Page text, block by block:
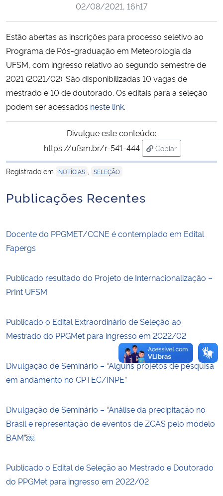
Ministério da Saúde
Ministério de Minas e Energia
Ministério do Meio Ambiente
Ministério do Desenvolvimento Regional
Controladoria-Geral da União
Secretaria-Geral
Advocacia-Geral da União
Planalto
02/08/2021, 16h17
Estão abertas as inscrições para processo seletivo ao
Programa de Pós-graduação em Meteorologia da
UFSM, com ingresso relativo ao segundo semestre de
2021 (2021/02). São disponibilizadas 10 vagas de
mestrado e 10 de doutorado. Os editais para a seleção
podem ser acessados neste link.
Divulgue este conteúdo:
https://ufsm.br/r-541-444
Copiar
para área de
Registrado em
NOTÍCIAS SELEÇÃO
Publicações Recentes
Docente do PPGMET/CCNE é contemplado em Edital
Fapergs
Publicado resultado do Projeto de Internacionalização –
PrInt UFSM
Publicado o Edital Extraordinário de Seleção ao
Mestrado do PPGMet para ingresso em 2022/02
Divulgação de Seminário – “Alguns projetos de pesquisa
em andamento no CPTEC/INPE”
Divulgação de Seminário – “Análise da precipitação no
Brasil e representação de eventos de ZCAS pelo modelo
BAM”￼
Publicado o Edital de Seleção ao Mestrado e Doutorado
do PPGMet para ingresso em 2022/02